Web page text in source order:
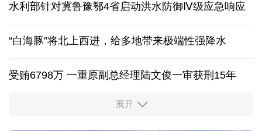
水利部针对冀鲁豫鄂4省启动洪水防御Ⅳ级应急响应
“白海豚”将北上西进，给多地带来极端性强降水
受贿6798万 一重原副总经理陆文俊一审获刑15年
从中国空调热销欧洲，看中国制造惠及全球
展开